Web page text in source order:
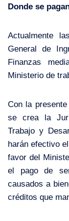
Donde se
Actualmente
General de
Finanzas
Ministerio de
Con la
se crea la
Trabajo y
harán efectivo
favor del
el pago de
causados a
créditos que